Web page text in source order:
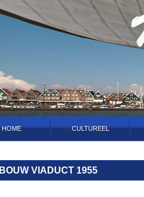
HOME CULTUREEL
BOUW VIADUCT 1955